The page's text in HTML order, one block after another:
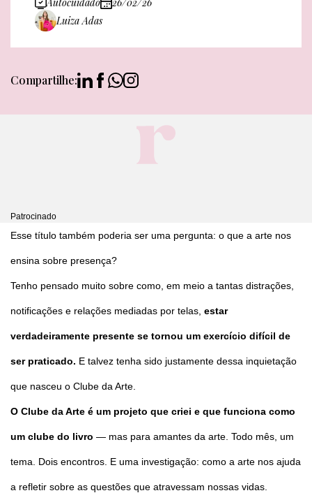
Luiza Adas
Compartilhe:
Patrocinado
Esse título também poderia ser uma pergunta: o que a arte nos
ensina sobre presença?
Tenho pensado muito sobre como, em meio a tantas distrações,
notificações e relações mediadas por telas, estar
verdadeiramente presente se tornou um exercício difícil de
ser praticado. E talvez tenha sido justamente dessa inquietação
que nasceu o Clube da Arte.
O Clube da Arte é um projeto que criei e que funciona como
um clube do livro — mas para amantes da arte. Todo mês, um
tema. Dois encontros. E uma investigação: como a arte nos ajuda
a refletir sobre as questões que atravessam nossas vidas.